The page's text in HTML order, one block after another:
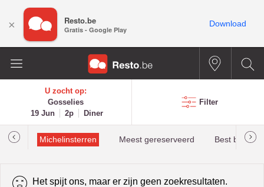
U zocht op:
Gosselies
19 Jun
2p Diner
Filter
Michelinsterren Meest gereserveerd Best
Het spijt ons, maar er zijn geen zoekresultaten.
× Resto.be
Gratis - Google Play
Download